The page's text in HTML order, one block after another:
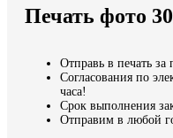
Мы доставляем по всему
Продолжить без города
Печать фото
Отправь в печать за
Согласования по
часа!
Срок выполнения
Отправим в любой